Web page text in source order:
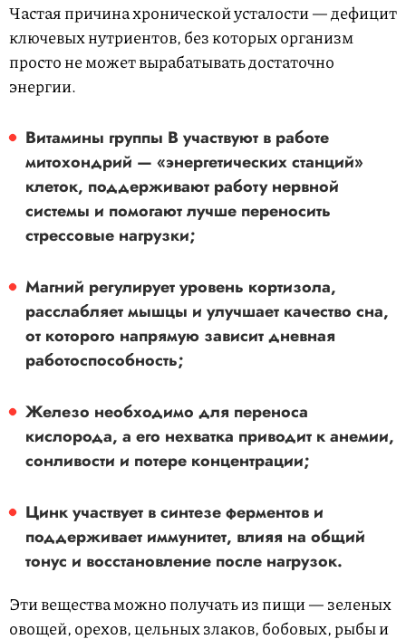
Частая причина хронической усталости — дефицит
ключевых нутриентов, без которых организм
просто не может вырабатывать достаточно
энергии.
Витамины группы Bучаствуют в работе
митохондрий — «энергетических станций»
клеток, поддерживают работу нервной
системы и помогают лучше переносить
стрессовые нагрузки;
Магний регулирует уровень кортизола,
расслабляет мышцы и улучшает качество сна,
от которого напрямую зависит дневная
работоспособность;
Железо необходимо для переноса
кислорода, а его нехватка приводит к анемии,
сонливости и потере концентрации;
Цинкучаствует в синтезе ферментов и
поддерживает иммунитет, влияя на общий
тонус и восстановление после нагрузок.
Эти вещества можно получать из пищи — зеленых
овощей, орехов, цельных злаков, бобовых, рыбы и